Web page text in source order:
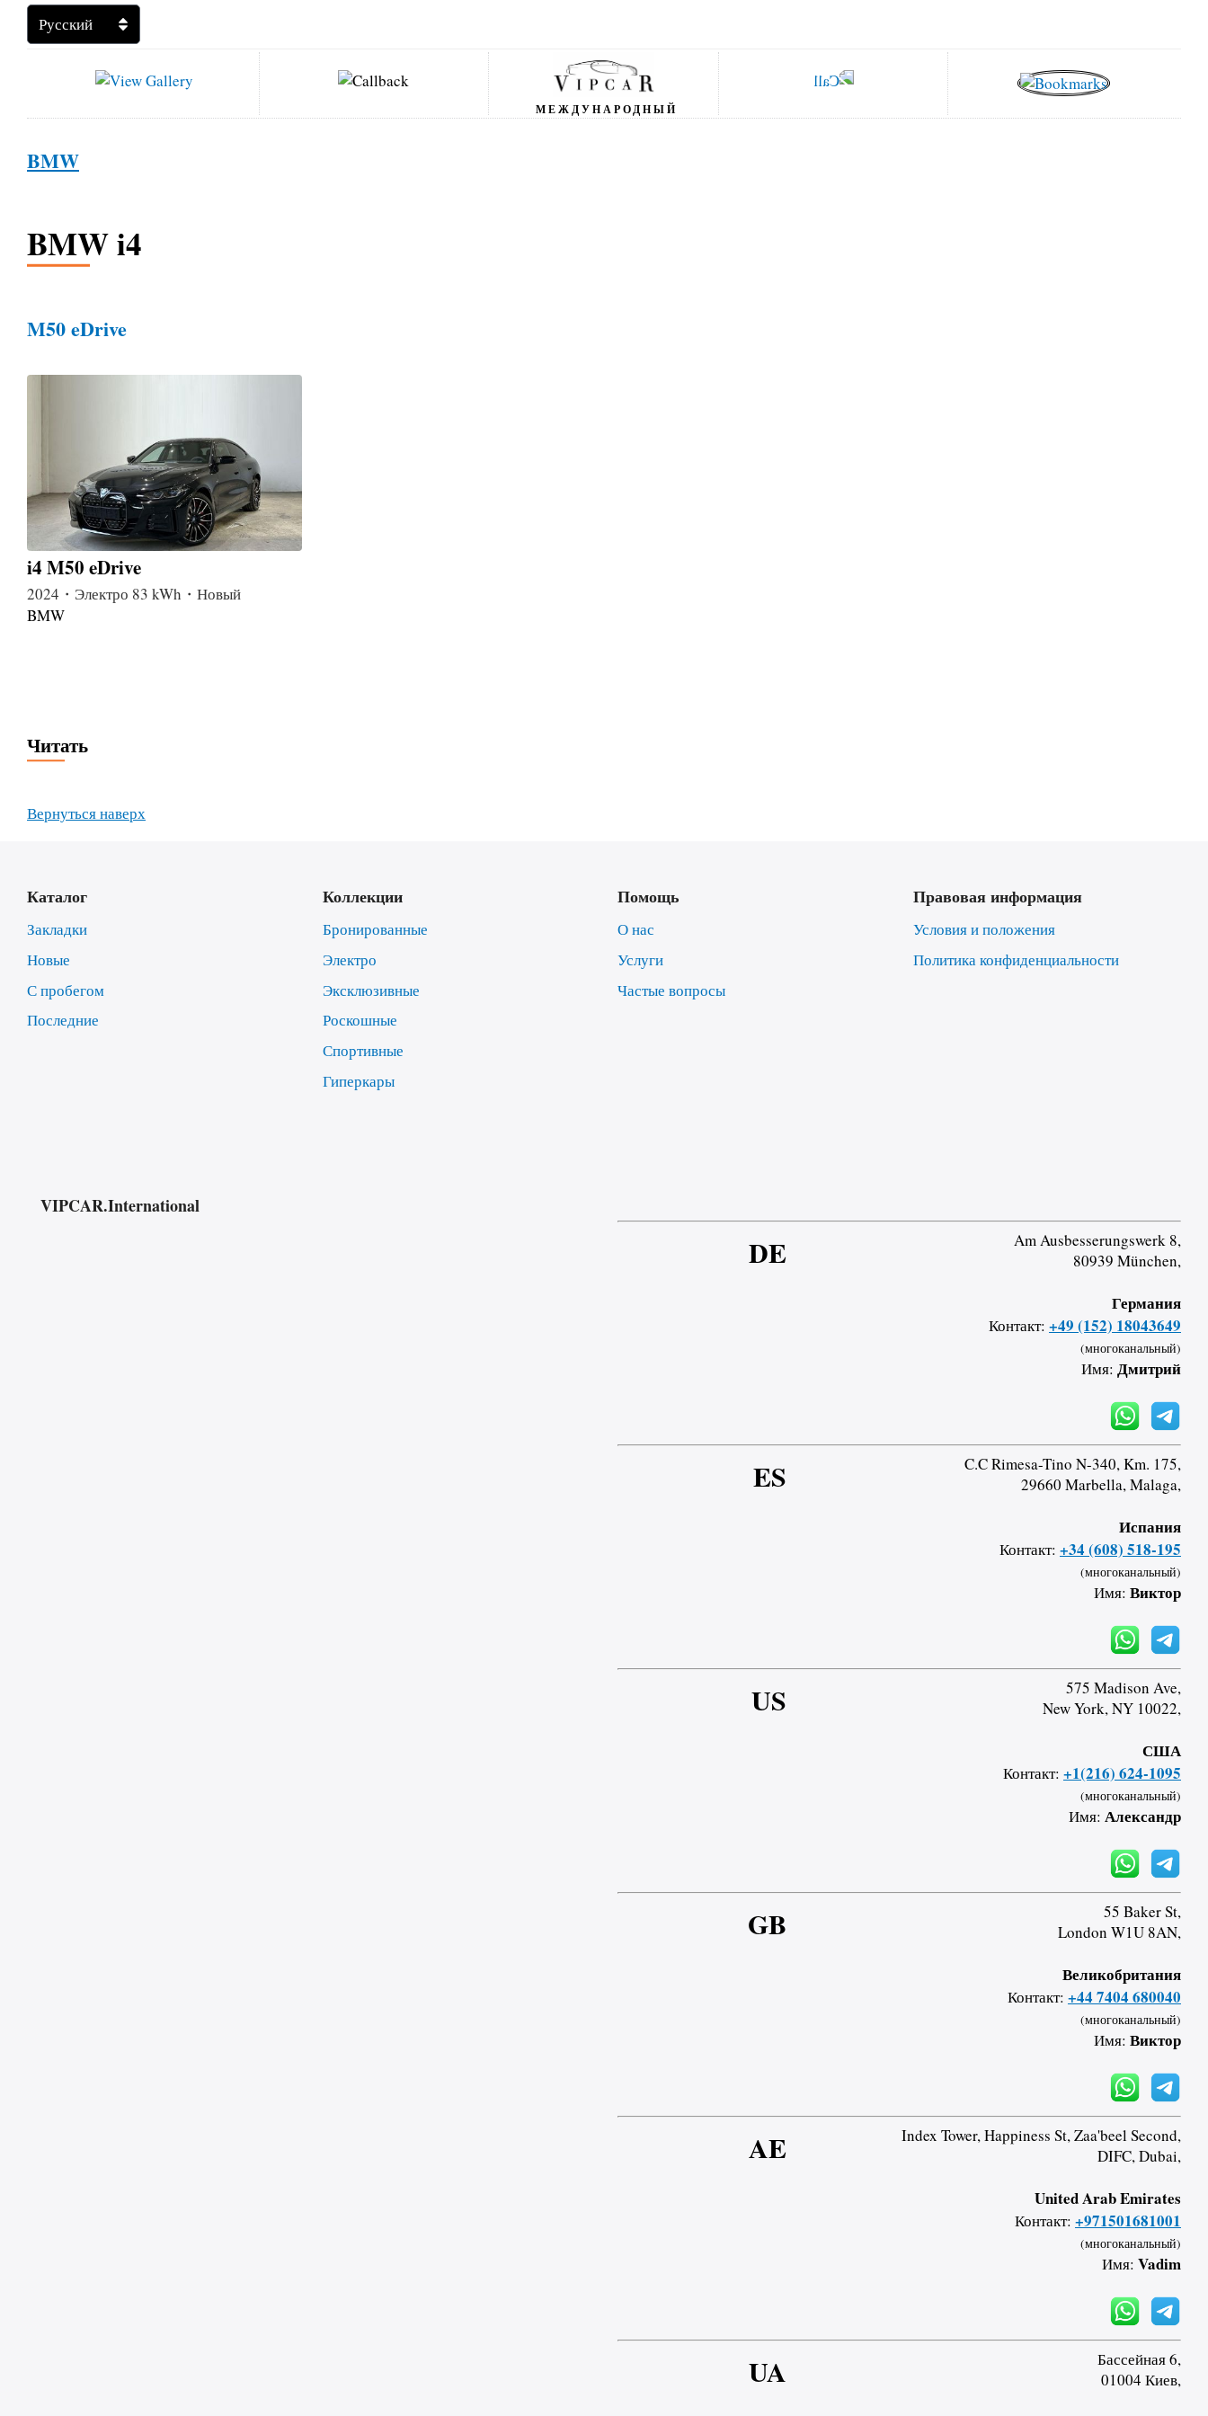
МЕЖДУНАРОДНЫЙ
BMW
BMW i4
M50 eDrive
i4 M50 eDrive
2024・Электро 83 kWh・Новый
BMW
Читать
Вернуться наверх
Каталог
Закладки
Новые
С пробегом
Последние
Коллекции
Бронированные
Электро
Эксклюзивные
Роскошные
Спортивные
Гиперкары
Помощь
О нас
Услуги
Частые вопросы
Правовая информация
Условия и положения
Политика конфиденциальности
VIPCAR.International
DE
Am Ausbesserungswerk 8,
80939 München,
Германия
Контакт: +49 (152) 18043649
(многоканальный)
Имя: Дмитрий
ES
C.C Rimesa-Tino N-340, Km. 175,
29660 Marbella, Malaga,
Испания
Контакт: +34 (608) 518-195
(многоканальный)
Имя: Виктор
US
575 Madison Ave,
New York, NY 10022,
США
Контакт: +1(216) 624-1095
(многоканальный)
Имя: Александр
GB
55 Baker St,
London W1U 8AN,
Великобритания
Контакт: +44 7404 680040
(многоканальный)
Имя: Виктор
AE
Index Tower, Happiness St, Zaa'beel Second,
DIFC, Dubai,
United Arab Emirates
Контакт: +971501681001
(многоканальный)
Имя: Vadim
UA
Бассейная 6,
01004 Киев,